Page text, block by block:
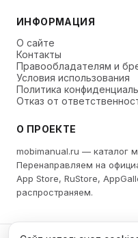
ИНФОРМАЦИЯ
О сайте
Контакты
Правообладателям и
Условия использования
Политика
Отказ от
О ПРОЕКТЕ
mobimanual.ru — каталог
Перенаправляем на
App Store, RuStore,
распространяем.